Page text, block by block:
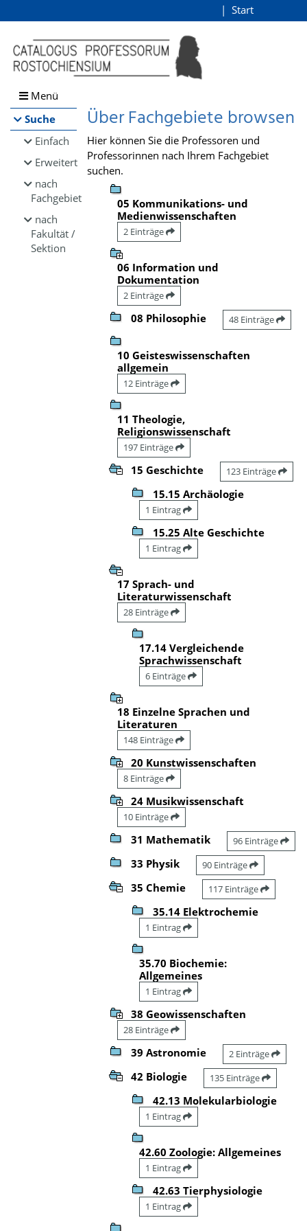
Browsen
direkt zum Inhalt
Start
Menü
Suche
Einfach
Erweitert
nach
Fachgebiet
nach
Fakultät /
Sektion
Über Fachgebiete browsen
Hier können Sie die Professoren und
Professorinnen nach Ihrem Fachgebiet
suchen.
05 Kommunikations- und
Medienwissenschaften
2 Einträge
06 Information und
Dokumentation
2 Einträge
08 Philosophie 48 Einträge
10 Geisteswissenschaften
allgemein
12 Einträge
11 Theologie,
Religionswissenschaft
197 Einträge
15 Geschichte 123 Einträge
15.15 Archäologie
1 Eintrag
15.25 Alte Geschichte
1 Eintrag
17 Sprach- und
Literaturwissenschaft
28 Einträge
17.14 Vergleichende
Sprachwissenschaft
6 Einträge
18 Einzelne Sprachen und
Literaturen
148 Einträge
20 Kunstwissenschaften
8 Einträge
24 Musikwissenschaft
10 Einträge
31 Mathematik 96 Einträge
33 Physik 90 Einträge
35 Chemie 117 Einträge
35.14 Elektrochemie
1 Eintrag
35.70 Biochemie:
Allgemeines
1 Eintrag
38 Geowissenschaften
28 Einträge
39 Astronomie 2 Einträge
42 Biologie 135 Einträge
42.13 Molekularbiologie
1 Eintrag
42.60 Zoologie: Allgemeines
1 Eintrag
42.63 Tierphysiologie
1 Eintrag